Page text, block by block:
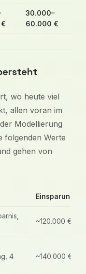
30.000–
60.000 €
wo heute viel
allen voran im
Modellierung
folgenden Werte
gehen von
Einsparung/
~120.000 €
4
~140.000 €